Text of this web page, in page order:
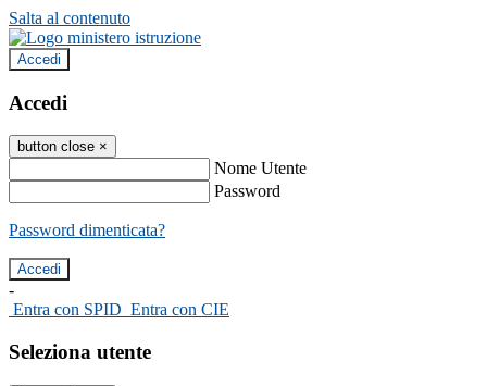
Salta al contenuto
Accedi
Accedi
button close ×
Nome Utente
Password
Password dimenticata?
-
Entra con SPID Entra con CIE
Seleziona utente